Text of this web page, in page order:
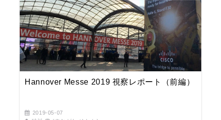
Hannover Messe 2019 視察レポート（前編）
2019-05-07